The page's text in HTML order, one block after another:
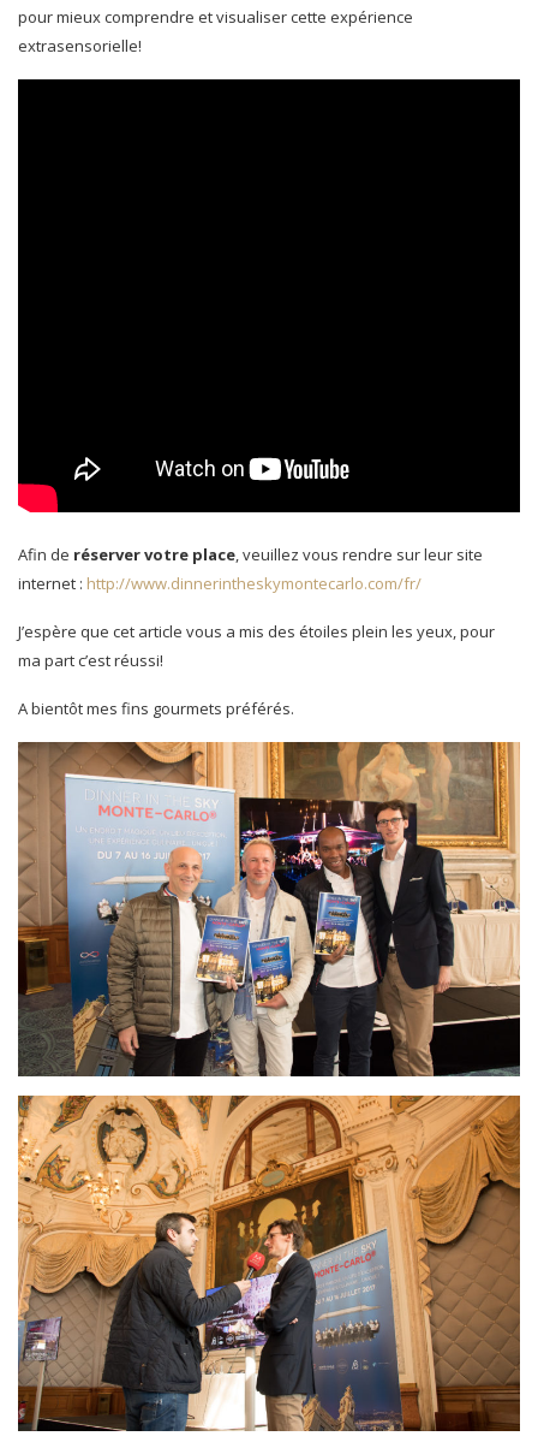
pour mieux comprendre et visualiser cette expérience
extrasensorielle!
Afin de réserver votre place, veuillez vous rendre sur leur site
internet : http://www.dinnerintheskymontecarlo.com/fr/
J’espère que cet article vous a mis des étoiles plein les yeux, pour
ma part c’est réussi!
A bientôt mes fins gourmets préférés.